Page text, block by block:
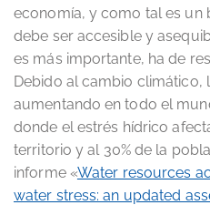
economía, y como tal es un
debe ser accesible y
es más importante, ha de
Debido al cambio climático,
aumentando en todo el
donde el estrés hídrico
territorio y al 30% de la
informe «Water resources
water stress: an updated